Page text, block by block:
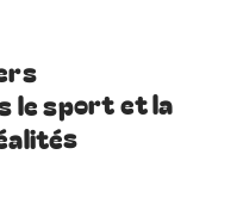
le sport et la